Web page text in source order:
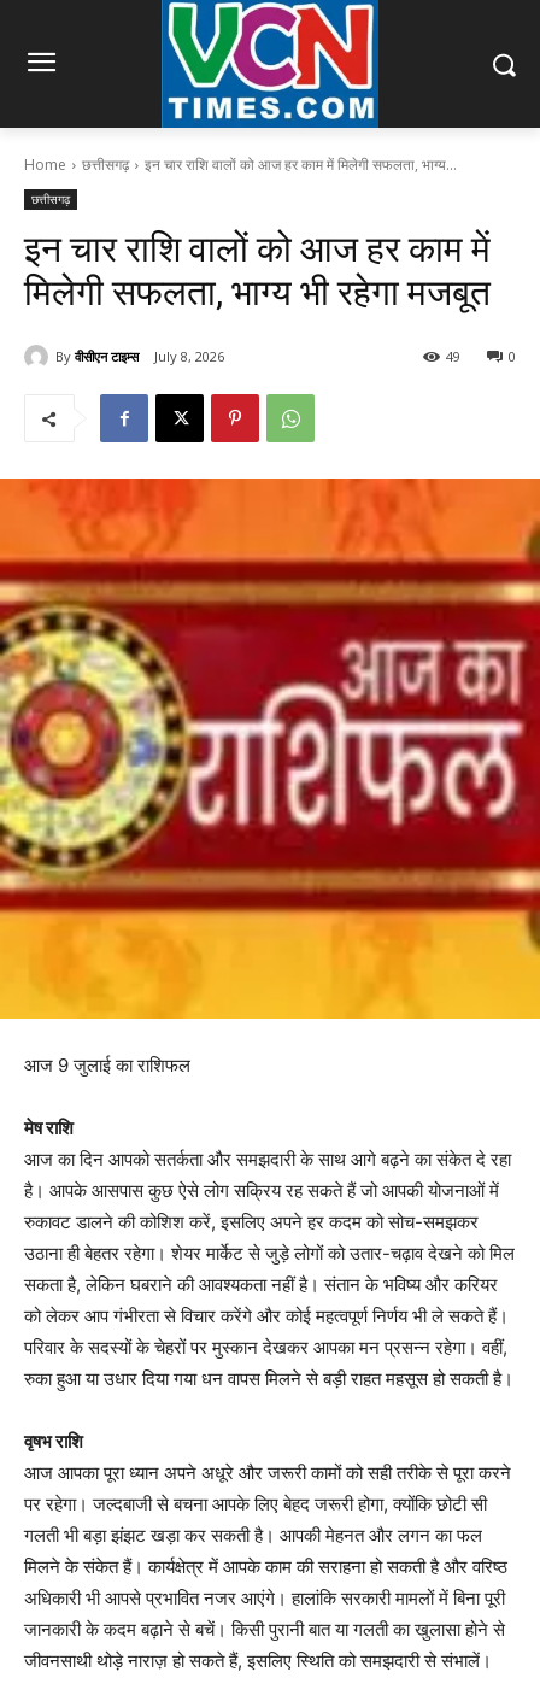
Home छत्तीसगढ़ इन चार राशि वालों को आज हर काम में मिलेगी सफलता, भाग्य...
छत्तीसगढ़
इन चार राशि वालों को आज हर काम में
मिलेगी सफलता, भाग्य भी रहेगा मजबूत
By वीसीएन टाइम्स July 8, 2026 0
49
आज 9 जुलाई का राशिफल
मेष राशि
आज का दिन आपको सतर्कता और समझदारी के साथ आगे बढ़ने का संकेत दे रहा
है। आपके आसपास कुछ ऐसे लोग सक्रिय रह सकते हैं जो आपकी योजनाओं में
रुकावट डालने की कोशिश करें, इसलिए अपने हर कदम को सोच-समझकर
उठाना ही बेहतर रहेगा। शेयर मार्केट से जुड़े लोगों को उतार-चढ़ाव देखने को मिल
सकता है, लेकिन घबराने की आवश्यकता नहीं है। संतान के भविष्य और करियर
को लेकर आप गंभीरता से विचार करेंगे और कोई महत्वपूर्ण निर्णय भी ले सकते हैं।
परिवार के सदस्यों के चेहरों पर मुस्कान देखकर आपका मन प्रसन्न रहेगा। वहीं,
रुका हुआ या उधार दिया गया धन वापस मिलने से बड़ी राहत महसूस हो सकती है।
वृषभ राशि
आज आपका पूरा ध्यान अपने अधूरे और जरूरी कामों को सही तरीके से पूरा करने
पर रहेगा। जल्दबाजी से बचना आपके लिए बेहद जरूरी होगा, क्योंकि छोटी सी
गलती भी बड़ा झंझट खड़ा कर सकती है। आपकी मेहनत और लगन का फल
मिलने के संकेत हैं। कार्यक्षेत्र में आपके काम की सराहना हो सकती है और वरिष्ठ
अधिकारी भी आपसे प्रभावित नजर आएंगे। हालांकि सरकारी मामलों में बिना पूरी
जानकारी के कदम बढ़ाने से बचें। किसी पुरानी बात या गलती का खुलासा होने से
जीवनसाथी थोड़े नाराज़ हो सकते हैं, इसलिए स्थिति को समझदारी से संभालें।